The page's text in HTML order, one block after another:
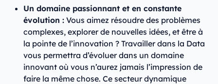
Un domaine passionnant et en constante
évolution : Vous aimez résoudre des problèmes
complexes, explorer de nouvelles idées, et être à
la pointe de l’innovation ? Travailler dans la Data
vous permettra d’évoluer dans un domaine
innovant où vous n’aurez jamais l’impression de
faire la même chose. Ce secteur dynamique